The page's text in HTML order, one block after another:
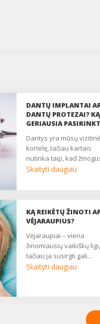
DANTŲ IMPLANTAI
DANTŲ PROTEZAI? KĄ
GERIAUSIA
dantys yra mūsų vizitinė
kortelę, tačiau kartais
nutinka taip, kad
Skaityti daugiau
KĄ REIKĖTŲ ŽINOTI
VĖJARAUPIUS?
vėjaraupiai – viena
žinomiausių vaikiškų
tačiau ja susirgti gali...
Skaityti daugiau